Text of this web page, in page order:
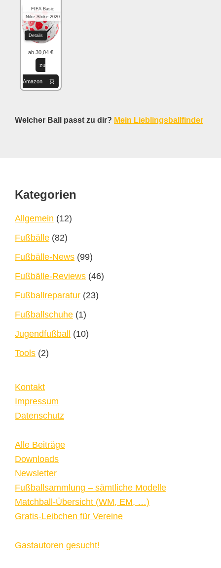
FIFA Basic
Nike Strike 2020
Details
ab 30,04 €
zu
Amazon
Welcher Ball passt zu dir? Mein Lieblingsballfinder
Footer
Kategorien
Allgemein (12)
Fußbälle (82)
Fußbälle-News (99)
Fußbälle-Reviews (46)
Fußballreparatur (23)
Fußballschuhe (1)
Jugendfußball
(10)
Tools (2)
Kontakt
Impressum
Datenschutz
Alle Beiträge
Downloads
Newsletter
Fußballsammlung – sämtliche Modelle
Matchball-Übersicht (WM, EM, …)
Gratis-Leibchen für Vereine
Gastautoren gesucht!